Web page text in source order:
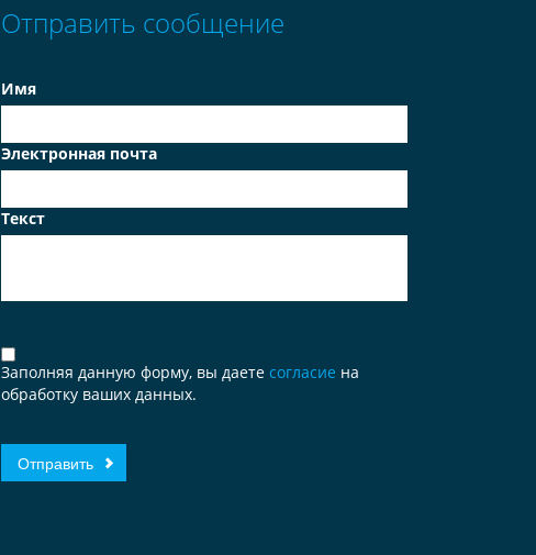
Отправить сообщение
Имя
Электронная почта
Текст
Заполняя данную форму, вы даете согласие на
обработку ваших данных.